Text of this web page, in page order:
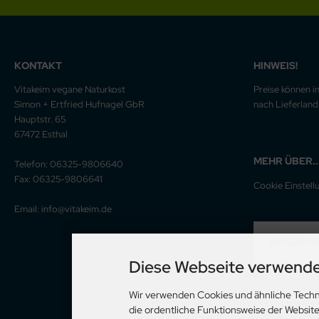
KONTAKT
Vitakeim vegane Naturkost
Simon + Ertfried Hufnagel GbR
Hauptstr. 65
67472 Esthal
Telefon: 06325-9806640
Fax: 06325-9806641
Email: info@vitakeim.de
HINWEIS!
Preise können
nach
MEHR
Cookie
Diese Webseite
Wir verwenden Cookies und ähnliche
die ordentliche Funktionsweise der